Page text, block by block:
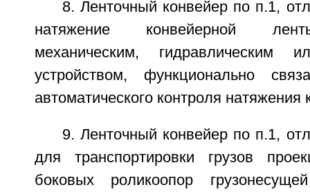
8. Ленточный конвейер по п.1,
натяжение конвейерной
механическим, гидравлическим
устройством, функционально
автоматического контроля
9. Ленточный конвейер по п.1,
для транспортировки грузов
боковых роликоопор